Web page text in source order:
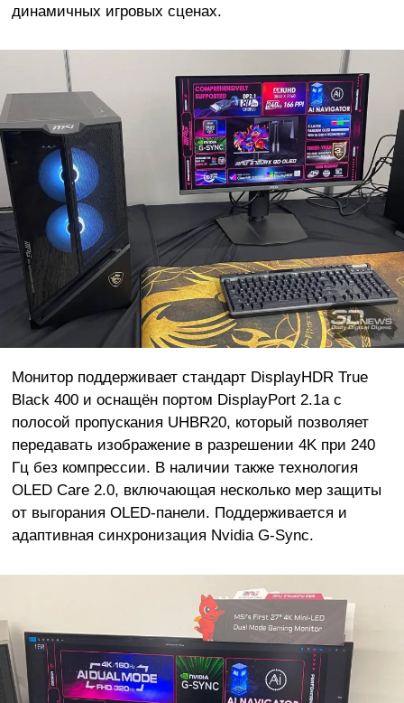
динамичных игровых сценах.
Монитор поддерживает стандарт DisplayHDR True
Black 400 и оснащён портом DisplayPort 2.1a с
полосой пропускания UHBR20, который позволяет
передавать изображение в разрешении 4K при 240
Гц без компрессии. В наличии также технология
OLED Care 2.0, включающая несколько мер защиты
от выгорания OLED-панели. Поддерживается и
адаптивная синхронизация Nvidia G-Sync.